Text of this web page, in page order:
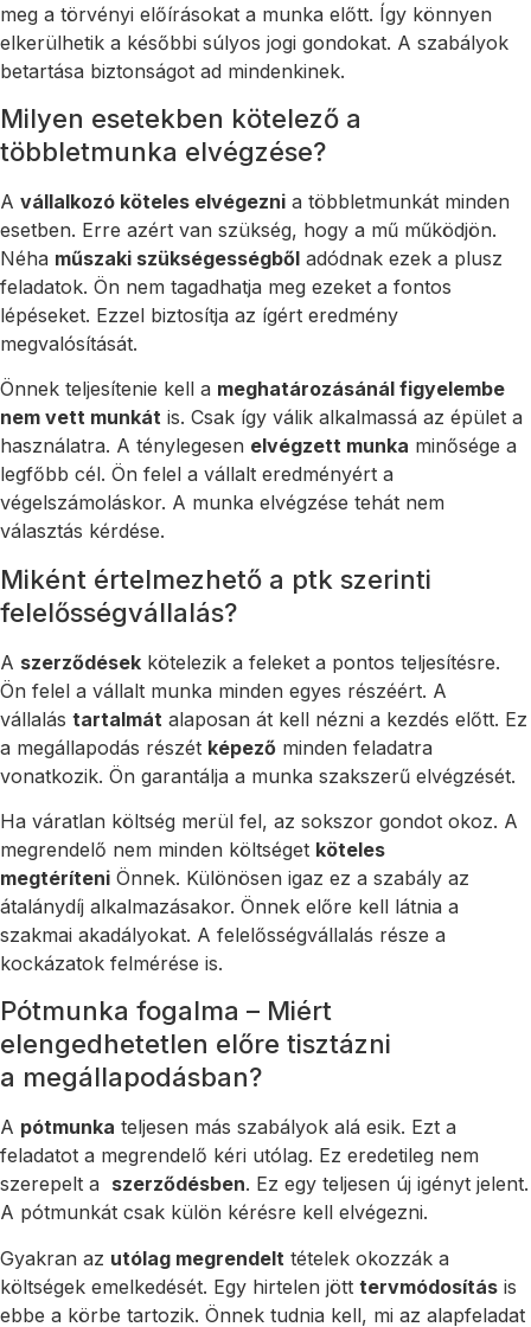
meg a törvényi előírásokat a munka előtt. Így könnyen
elkerülhetik a későbbi súlyos jogi gondokat. A szabályok
betartása biztonságot ad mindenkinek.
Milyen esetekben kötelező a
többletmunka elvégzése?
A vállalkozó köteles elvégezni a többletmunkát minden
esetben. Erre azért van szükség, hogy a mű működjön.
Néha műszaki szükségességből adódnak ezek a plusz
feladatok. Ön nem tagadhatja meg ezeket a fontos
lépéseket. Ezzel biztosítja az ígért eredmény
megvalósítását.
Önnek teljesítenie kell a meghatározásánál figyelembe
nem vett munkát is. Csak így válik alkalmassá az épület a
használatra. A ténylegesen elvégzett munka minősége a
legfőbb cél. Ön felel a vállalt eredményért a
végelszámoláskor. A munka elvégzése tehát nem
választás kérdése.
Miként értelmezhető a ptk szerinti
felelősségvállalás?
A szerződések kötelezik a feleket a pontos teljesítésre.
Ön felel a vállalt munka minden egyes részéért. A
vállalás tartalmát alaposan át kell nézni a kezdés előtt. Ez
a megállapodás részét képező minden feladatra
vonatkozik. Ön garantálja a munka szakszerű elvégzését.
Ha váratlan költség merül fel, az sokszor gondot okoz. A
megrendelő nem minden költséget köteles
megtéríteni Önnek. Különösen igaz ez a szabály az
átalánydíj alkalmazásakor. Önnek előre kell látnia a
szakmai akadályokat. A felelősségvállalás része a
kockázatok felmérése is.
Pótmunka fogalma – Miért
elengedhetetlen előre tisztázni
a megállapodásban?
A pótmunka teljesen más szabályok alá esik. Ezt a
feladatot a megrendelő kéri utólag. Ez eredetileg nem
szerepelt a szerződésben. Ez egy teljesen új igényt jelent.
A pótmunkát csak külön kérésre kell elvégezni.
Gyakran az utólag megrendelt tételek okozzák a
költségek emelkedését. Egy hirtelen jött tervmódosítás is
ebbe a körbe tartozik. Önnek tudnia kell, mi az alapfeladat